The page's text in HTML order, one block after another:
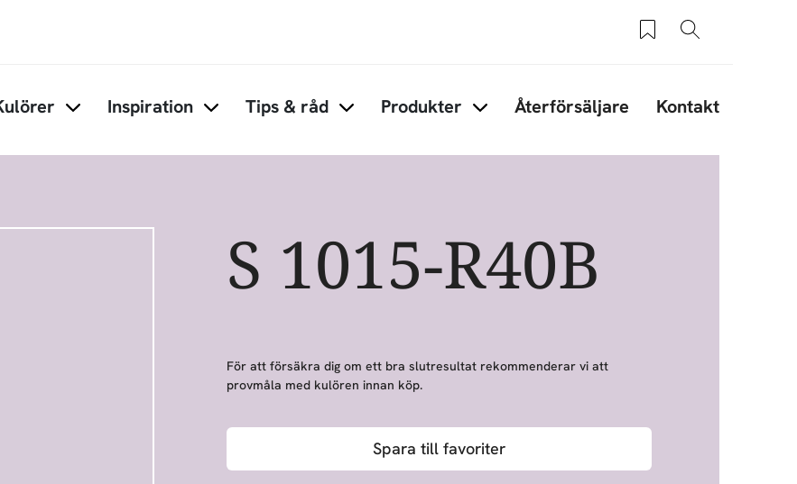
Sparade produkter
Sök
Inspiration Tips & råd Produkter Återförsäljare Kontakt
S 1015-R40B
För att försäkra dig om ett bra slutresultat rekommenderar vi att
provmåla med kulören innan köp.
Spara till favoriter